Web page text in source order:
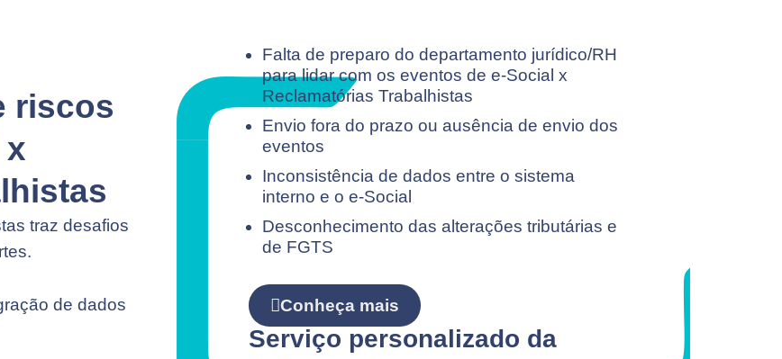
riscos
x
traz desafios
de dados
Falta de preparo do departamento jurídico/RH
para lidar com os eventos de e-Social x
Reclamatórias Trabalhistas
Envio fora do prazo ou ausência de envio dos
eventos
Inconsistência de dados entre o sistema
interno e o e-Social
Desconhecimento das alterações tributárias e
de FGTS
Conheça mais
Serviço personalizado da